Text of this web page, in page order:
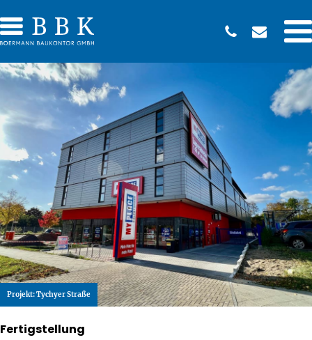
Projekt:Tychyer Straße
Fertigstellung